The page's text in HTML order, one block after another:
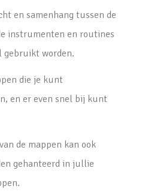
en samenhang tussen de
instrumenten en routines
gebruikt worden.
die je kunt
en er even snel bij kunt
de mappen kan ook
gehanteerd in jullie